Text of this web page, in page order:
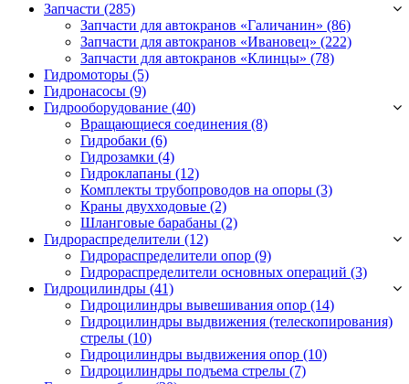
Запчасти (285)
Запчасти для автокранов «Галичанин» (86)
Запчасти для автокранов «Ивановец» (222)
Запчасти для автокранов «Клинцы» (78)
Гидромоторы (5)
Гидронасосы (9)
Гидрооборудование (40)
Вращающиеся соединения (8)
Гидробаки (6)
Гидрозамки (4)
Гидроклапаны (12)
Комплекты трубопроводов на опоры (3)
Краны двухходовые (2)
Шланговые барабаны (2)
Гидрораспределители (12)
Гидрораспределители опор (9)
Гидрораспределители основных операций (3)
Гидроцилиндры (41)
Гидроцилиндры вывешивания опор (14)
Гидроцилиндры выдвижения (телескопирования)
стрелы (10)
Гидроцилиндры выдвижения опор (10)
Гидроцилиндры подъема стрелы (7)